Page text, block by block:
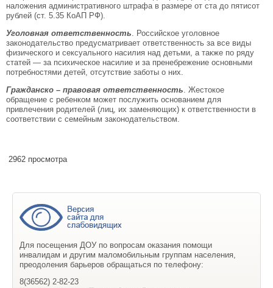
наложения административного штрафа в размере от ста до пятисот
рублей (ст. 5.35 КоАП РФ).
Уголовная ответственность . Российское уголовное
законодательство предусматривает ответственность за все виды
физического и сексуального насилия над детьми, а также по ряду
статей — за психическое насилие и за пренебрежение основными
потребностями детей, отсутствие заботы о них.
Гражданско – правовая ответственность . Жестокое
обращение с ребенком может послужить основанием для
привлечения родителей (лиц, их заменяющих) к ответственности в
соответствии с семейным законодательством.
2962 просмотра
Для посещения ДОУ по вопросам оказания помощи
инвалидам и другим маломобильным группам населения,
преодоления барьеров обращаться по телефону:
8(36562) 2-82-23